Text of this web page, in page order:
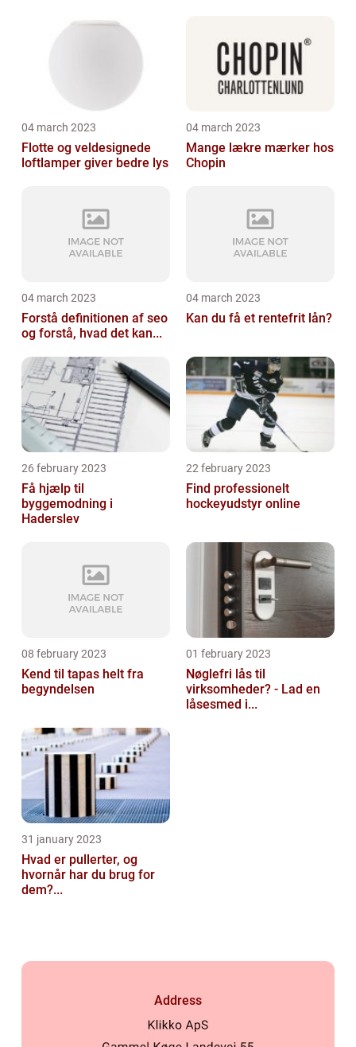
04 march 2023
Flotte og veldesignede
loftlamper giver bedre lys
04 march 2023
Mange lækre mærker hos
Chopin
04 march 2023
Forstå definitionen af seo
og forstå, hvad det kan...
04 march 2023
Kan du få et rentefrit lån?
26 february 2023
Få hjælp til
byggemodning i
Haderslev
22 february 2023
Find professionelt
hockeyudstyr online
08 february 2023
Kend til tapas helt fra
begyndelsen
01 february 2023
Nøglefri lås til
virksomheder? - Lad en
låsesmed i...
31 january 2023
Hvad er pullerter, og
hvornår har du brug for
dem?...
Address